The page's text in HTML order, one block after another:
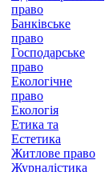
право
Банківське
право
Господарське
право
Екологічне
право
Екологія
Етика та
Естетика
Житлове право
Журналістика